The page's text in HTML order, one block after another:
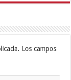
Los campos